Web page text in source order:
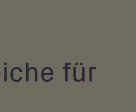
für